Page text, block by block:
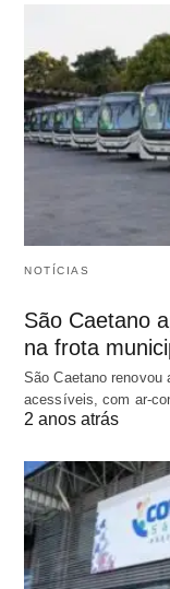
NOTÍCIAS
São Caetano
na frota
São Caetano
acessíveis, com ar-
2 anos atrás